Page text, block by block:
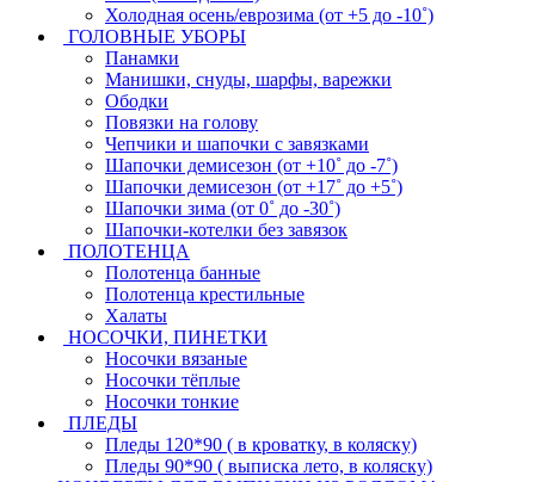
Холодная осень/еврозима (от +5 до -10˚)
ГОЛОВНЫЕ УБОРЫ
Панамки
Манишки, снуды, шарфы, варежки
Ободки
Повязки на голову
Чепчики и шапочки с завязками
Шапочки демисезон (от +10˚ до -7˚)
Шапочки демисезон (от +17˚ до +5˚)
Шапочки зима (от 0˚ до -30˚)
Шапочки-котелки без завязок
ПОЛОТЕНЦА
Полотенца банные
Полотенца крестильные
Халаты
НОСОЧКИ, ПИНЕТКИ
Носочки вязаные
Носочки тёплые
Носочки тонкие
ПЛЕДЫ
Пледы 120*90 ( в кроватку, в коляску)
Пледы 90*90 ( выписка лето, в коляску)